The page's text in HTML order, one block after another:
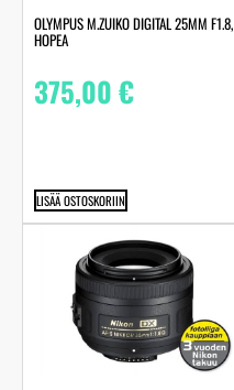
OLYMPUS M.ZUIKO DIGITAL 25MM F1.8,
HOPEA
375,00€
LISÄÄ OSTOSKORIIN